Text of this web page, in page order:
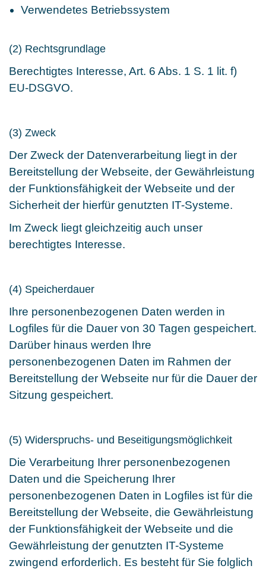
Verwendetes Betriebssystem
(2) Rechtsgrundlage
Berechtigtes Interesse, Art. 6 Abs. 1 S. 1 lit. f)
EU-DSGVO.
(3) Zweck
Der Zweck der Datenverarbeitung liegt in der
Bereitstellung der Webseite, der Gewährleistung
der Funktionsfähigkeit der Webseite und der
Sicherheit der hierfür genutzten IT-Systeme.
Im Zweck liegt gleichzeitig auch unser
berechtigtes Interesse.
(4) Speicherdauer
Ihre personenbezogenen Daten werden in
Logfiles für die Dauer von 30 Tagen gespeichert.
Darüber hinaus werden Ihre
personenbezogenen Daten im Rahmen der
Bereitstellung der Webseite nur für die Dauer der
Sitzung gespeichert.
(5) Widerspruchs- und Beseitigungsmöglichkeit
Die Verarbeitung Ihrer personenbezogenen
Daten und die Speicherung Ihrer
personenbezogenen Daten in Logfiles ist für die
Bereitstellung der Webseite, die Gewährleistung
der Funktionsfähigkeit der Webseite und die
Gewährleistung der genutzten IT-Systeme
zwingend erforderlich. Es besteht für Sie folglich